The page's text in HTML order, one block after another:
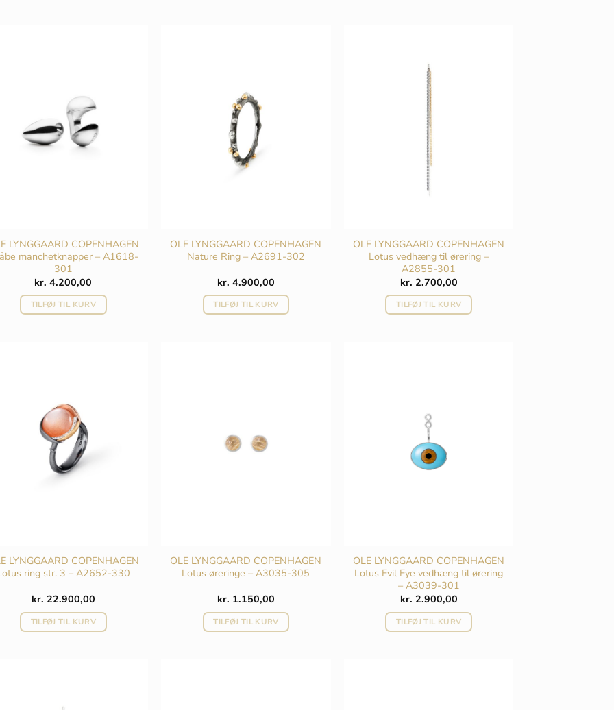
LYNGGAARD COPENHAGEN
manchetknapper – A1618-
301
kr. 4.200,00
TILFØJ TIL KURV
OLE LYNGGAARD COPENHAGEN
Nature Ring – A2691-302
kr. 4.900,00
TILFØJ TIL KURV
OLE LYNGGAARD COPENHAGEN
Lotus vedhæng til ørering –
A2855-301
kr. 2.700,00
TILFØJ TIL KURV
LYNGGAARD COPENHAGEN
ring str. 3 – A2652-330
kr. 22.900,00
TILFØJ TIL KURV
OLE LYNGGAARD COPENHAGEN
Lotus øreringe – A3035-305
kr. 1.150,00
TILFØJ TIL KURV
OLE LYNGGAARD COPENHAGEN
Lotus Evil Eye vedhæng til ørering
– A3039-301
kr. 2.900,00
TILFØJ TIL KURV